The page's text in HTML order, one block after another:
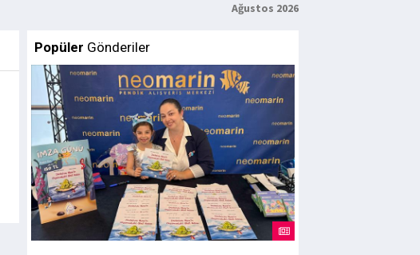
Ağustos 2026
Popüler Gönderiler